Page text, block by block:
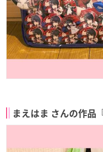
まえはま さんの作品